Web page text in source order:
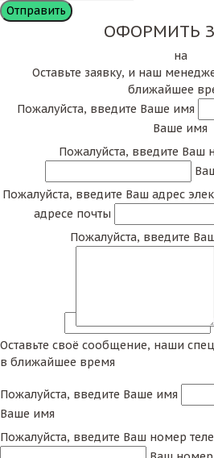
ОФОРМИТЬ
на
Оставьте заявку, и наш
ближайшее
Пожалуйста, введите Ваше имя
Ваше имя
Пожалуйста, введите Ваш
Пожалуйста, введите Ваш адрес
адресе почты
Пожалуйста, введите
Оставьте своё сообщение, наши
в ближайшее время
Пожалуйста, введите Ваше имя
Ваше имя
Пожалуйста, введите Ваш номер